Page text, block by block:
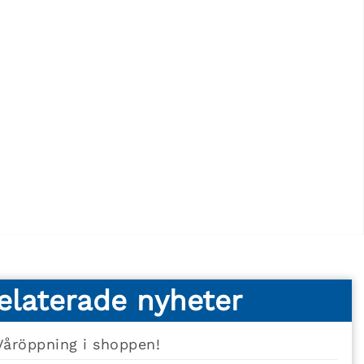
nyheter
i shoppen!